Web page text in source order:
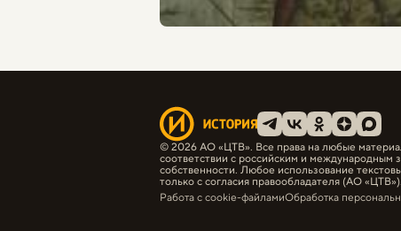
© 2026 АО «ЦТВ». Все права на любые
соответствии с российским и международным
собственности. Любое использование
только с согласия правообладателя (АО
Работа с cookie-файламиОбработка